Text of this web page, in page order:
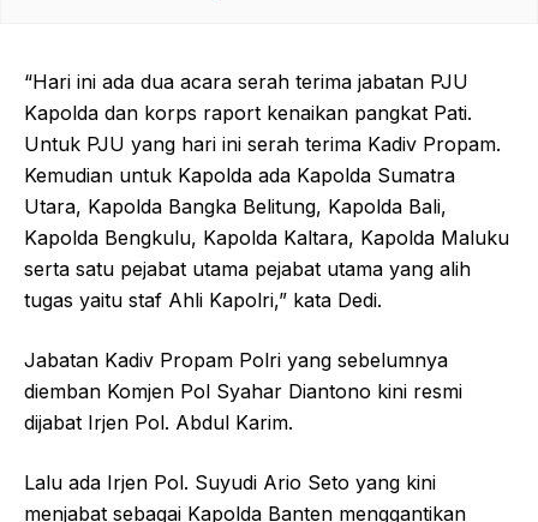
“Hari ini ada dua acara serah terima jabatan PJU
Kapolda dan korps raport kenaikan pangkat Pati.
Untuk PJU yang hari ini serah terima Kadiv Propam.
Kemudian untuk Kapolda ada Kapolda Sumatra
Utara, Kapolda Bangka Belitung, Kapolda Bali,
Kapolda Bengkulu, Kapolda Kaltara, Kapolda Maluku
serta satu pejabat utama pejabat utama yang alih
tugas yaitu staf Ahli Kapolri,” kata Dedi.
Jabatan Kadiv Propam Polri yang sebelumnya
diemban Komjen Pol Syahar Diantono kini resmi
dijabat Irjen Pol. Abdul Karim.
Lalu ada Irjen Pol. Suyudi Ario Seto yang kini
menjabat sebagai Kapolda Banten menggantikan